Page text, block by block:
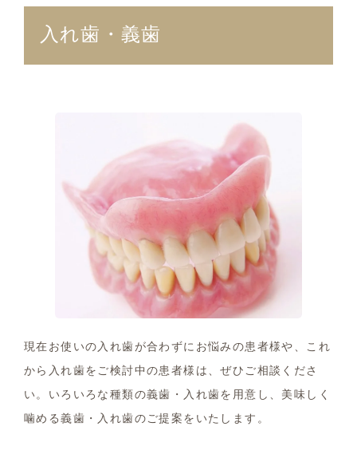
入れ歯・義歯
現在お使いの入れ歯が合わずにお悩みの患者様や、これ
から入れ歯をご検討中の患者様は、ぜひご相談くださ
い。いろいろな種類の義歯・入れ歯を用意し、美味しく
噛める義歯・入れ歯のご提案をいたします。